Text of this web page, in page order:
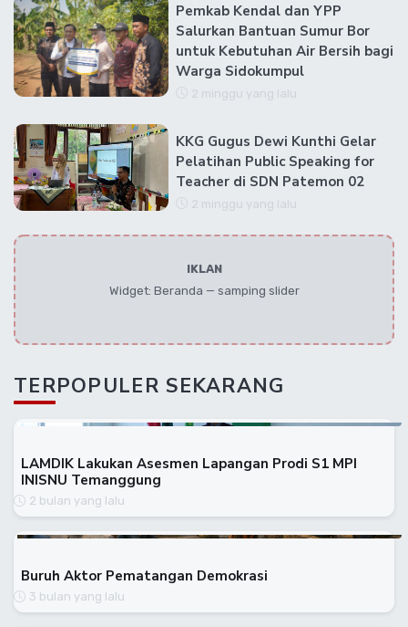
Pemkab Kendal dan YPP
Salurkan Bantuan Sumur Bor
untuk Kebutuhan Air Bersih bagi
Warga Sidokumpul
2 minggu yang lalu
KKG Gugus Dewi Kunthi Gelar
Pelatihan Public Speaking for
Teacher di SDN Patemon 02
2 minggu yang lalu
IKLAN
Widget: Beranda — samping slider
TERPOPULER SEKARANG
LAMDIK Lakukan Asesmen Lapangan Prodi S1 MPI
INISNU Temanggung
2 bulan yang lalu
Buruh Aktor Pematangan Demokrasi
3 bulan yang lalu